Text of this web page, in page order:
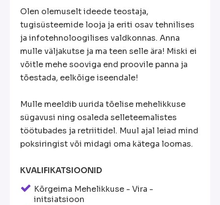
Olen olemuselt ideede teostaja,
tugisüsteemide looja ja eriti osav tehnilises
ja infotehnoloogilises valdkonnas. Anna
mulle väljakutse ja ma teen selle ära! Miski ei
võitle mehe sooviga end proovile panna ja
tõestada, eelkõige iseendale!
Mulle meeldib uurida tõelise mehelikkuse
sügavusi ning osaleda selleteemalistes
töötubades ja retriitidel. Muul ajal leiad mind
poksiringist või midagi oma kätega loomas.
KVALIFIKATSIOONID
Kõrgeima Mehelikkuse - Vira -
initsiatsioon